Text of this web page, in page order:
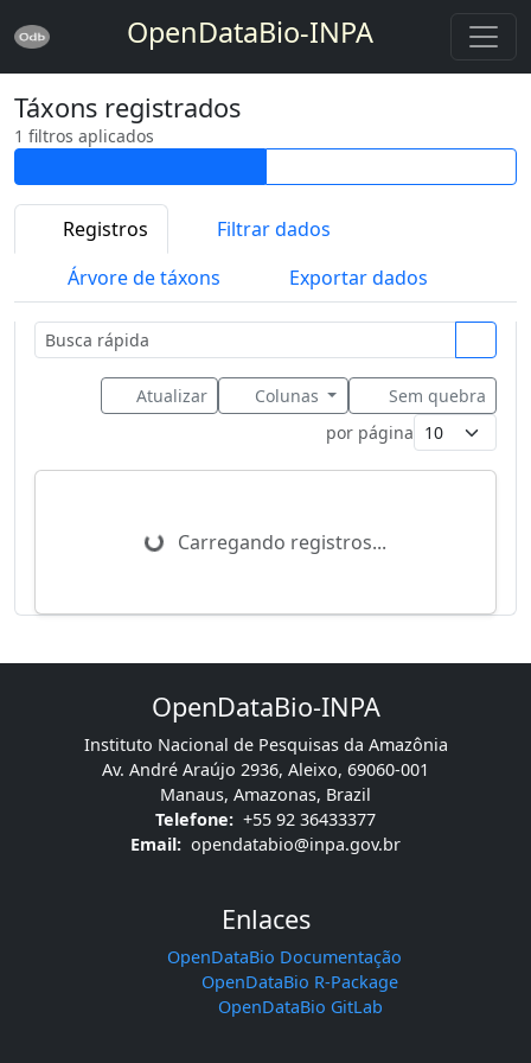
OpenDataBio-INPA
Táxons registrados
1 filtros aplicados
Registros
Filtrar dados
Árvore de táxons
Exportar dados
Atualizar Colunas
Sem quebra
por página
Carregando registros...
OpenDataBio-INPA
Instituto Nacional de Pesquisas da Amazônia
Av. André Araújo 2936, Aleixo, 69060-001
Manaus, Amazonas, Brazil
Telefone: +55 92 36433377
Email: opendatabio@inpa.gov.br
Enlaces
OpenDataBio Documentação
OpenDataBio R-Package
OpenDataBio GitLab